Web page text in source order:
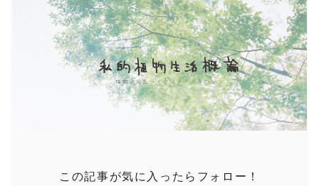
この記事が気に入ったらフォロー！